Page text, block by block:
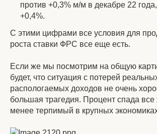
против +0,3% м/м в декабре 22
+0,4%.
С этими цифрами все условия для
роста ставки ФРС все еще есть.
Если же мы посмотрим на общую
будет, что ситуация с потерей
распологаемых доходов не очень
большая трагедия. Процент спада
менее терпимый в крупных